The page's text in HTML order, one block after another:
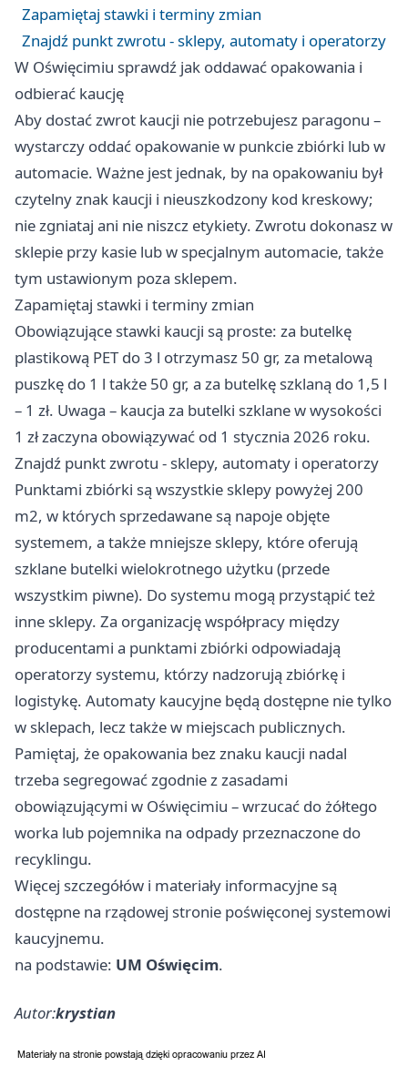
Zapamiętaj stawki i terminy zmian
Znajdź punkt zwrotu - sklepy, automaty i operatorzy
W Oświęcimiu sprawdź jak oddawać opakowania i
odbierać kaucję
Aby dostać zwrot kaucji nie potrzebujesz paragonu –
wystarczy oddać opakowanie w punkcie zbiórki lub w
automacie. Ważne jest jednak, by na opakowaniu był
czytelny znak kaucji i nieuszkodzony kod kreskowy;
nie zgniataj ani nie niszcz etykiety. Zwrotu dokonasz w
sklepie przy kasie lub w specjalnym automacie, także
tym ustawionym poza sklepem.
Zapamiętaj stawki i terminy zmian
Obowiązujące stawki kaucji są proste: za butelkę
plastikową PET do 3 l otrzymasz 50 gr, za metalową
puszkę do 1 l także 50 gr, a za butelkę szklaną do 1,5 l
– 1 zł. Uwaga – kaucja za butelki szklane w wysokości
1 zł zaczyna obowiązywać od 1 stycznia 2026 roku.
Znajdź punkt zwrotu - sklepy, automaty i operatorzy
Punktami zbiórki są wszystkie sklepy powyżej 200
m2, w których sprzedawane są napoje objęte
systemem, a także mniejsze sklepy, które oferują
szklane butelki wielokrotnego użytku (przede
wszystkim piwne). Do systemu mogą przystąpić też
inne sklepy. Za organizację współpracy między
producentami a punktami zbiórki odpowiadają
operatorzy systemu, którzy nadzorują zbiórkę i
logistykę. Automaty kaucyjne będą dostępne nie tylko
w sklepach, lecz także w miejscach publicznych.
Pamiętaj, że opakowania bez znaku kaucji nadal
trzeba segregować zgodnie z zasadami
obowiązującymi w Oświęcimiu – wrzucać do żółtego
worka lub pojemnika na odpady przeznaczone do
recyklingu.
Więcej szczegółów i materiały informacyjne są
dostępne na rządowej stronie poświęconej systemowi
kaucyjnemu.
na podstawie: UM Oświęcim.
Autor:krystian